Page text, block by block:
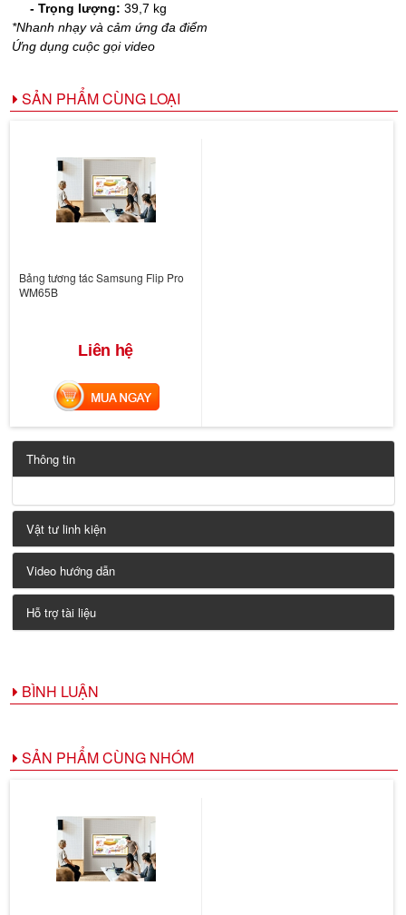
- Trọng lượng: 39,7 kg
*Nhanh nhạy và cảm ứng đa điểm
Ứng dụng cuộc gọi video
SẢN PHẨM CÙNG LOẠI
Bảng tương tác Samsung Flip Pro
WM65B
Liên hệ
MUA NGAY
Thông tin
Vật tư linh kiện
Video hướng dẫn
Hỗ trợ tài liệu
BÌNH LUẬN
SẢN PHẨM CÙNG NHÓM